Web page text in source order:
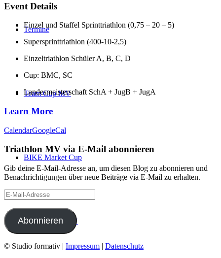
Termine
Team Cup MV
BIKE Market Cup
Schüler-Cup MV
Event Details
Einzel und Staffel Sprinttriathlon (0,75 – 20 – 5)
Supersprinttriathlon (400-10-2,5)
Einzeltriathlon Schüler A, B, C, D
Cup: BMC, SC
Landesmeisterschaft SchA + JugB + JugA
Learn More
CalendarGoogleCal
Triathlon MV via E-Mail abonnieren
Gib deine E-Mail-Adresse an, um diesen Blog zu abonnieren und
Benachrichtigungen über neue Beiträge via E-Mail zu erhalten.
E-
Mail-
Adresse
Abonnieren
© Studio formativ | Impressum | Datenschutz